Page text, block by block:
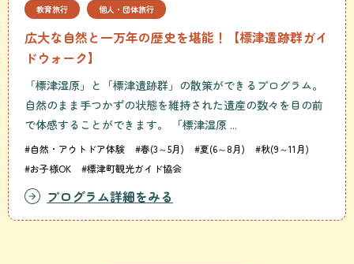
教育旅行 個人・団体旅行
広大な自然と一万年の歴史を堪能！【標津遺跡群ガイ
ドウォーク】
「標津湿原」と「標津遺跡群」の散策ができるプログラム。
自然のまま手つかずの状態を維持された遺産の数々を目の前
で体感することができます。 「標津湿原 ...
#自然・アウトドア体験 #春(3～5月) #夏(6～8月)
#秋(9～11月)
#お子様OK
#標津町観光ガイド協会
プログラム詳細をみる